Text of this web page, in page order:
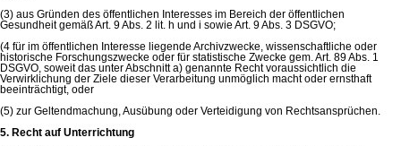
(3) aus Gründen des öffentlichen Interesses im Bereich der öffentlichen
Gesundheit gemäß Art. 9 Abs. 2 lit. h und i sowie Art. 9 Abs. 3 DSGVO;
(4 für im öffentlichen Interesse liegende Archivzwecke, wissenschaftliche oder
historische Forschungszwecke oder für statistische Zwecke gem. Art. 89 Abs. 1
DSGVO, soweit das unter Abschnitt a) genannte Recht voraussichtlich die
Verwirklichung der Ziele dieser Verarbeitung unmöglich macht oder ernsthaft
beeinträchtigt, oder
(5) zur Geltendmachung, Ausübung oder Verteidigung von Rechtsansprüchen.
5. Recht auf Unterrichtung